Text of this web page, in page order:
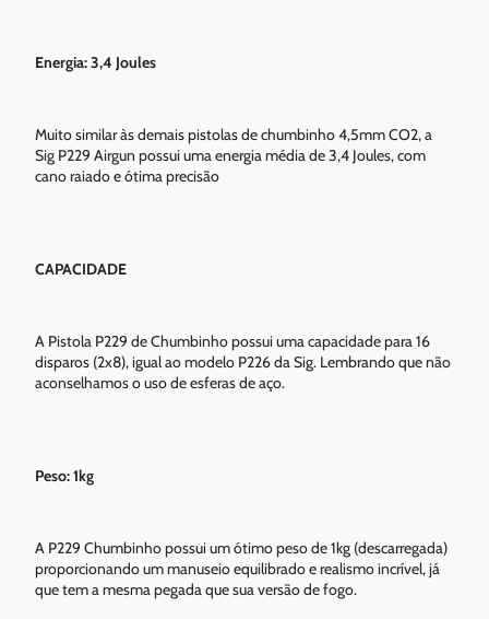
Energia: 3,4 Joules
Muito similar às demais pistolas de chumbinho 4,5mm CO2, a
Sig P229 Airgun possui uma energia média de 3,4 Joules, com
cano raiado e ótima precisão
CAPACIDADE
A Pistola P229 de Chumbinho possui uma capacidade para 16
disparos (2x8), igual ao modelo P226 da Sig. Lembrando que não
aconselhamos o uso de esferas de aço.
Peso: 1kg
A P229 Chumbinho possui um ótimo peso de 1kg (descarregada)
proporcionando um manuseio equilibrado e realismo incrível, já
que tem a mesma pegada que sua versão de fogo.